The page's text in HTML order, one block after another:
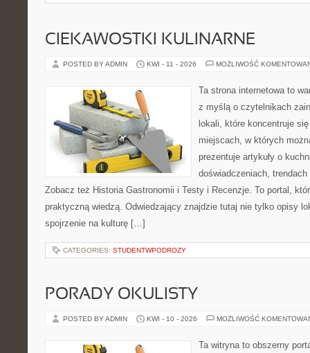
CIEKAWOSTKI KULINARNE
POSTED BY ADMIN KWI - 11 - 2026 MOŻLIWOŚĆ
Ta strona internetowa to
z myślą o czytelnikach
lokali, które koncentruje
miejscach, w których
prezentuje artykuły o
doświadczeniach,
Zobacz też Historia Gastronomii i Testy i Recenzje. To portal,
praktyczną wiedzą. Odwiedzający znajdzie tutaj nie tylko opisy
spojrzenie na kulturę […]
CATEGORIES: STUDENTWPODROZY
PORADY OKULISTY
POSTED BY ADMIN KWI - 10 - 2026 MOŻLIWOŚĆ
Ta witryna to obszerny